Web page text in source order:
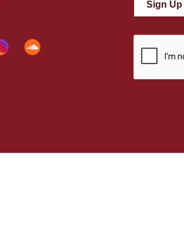
Sign Up